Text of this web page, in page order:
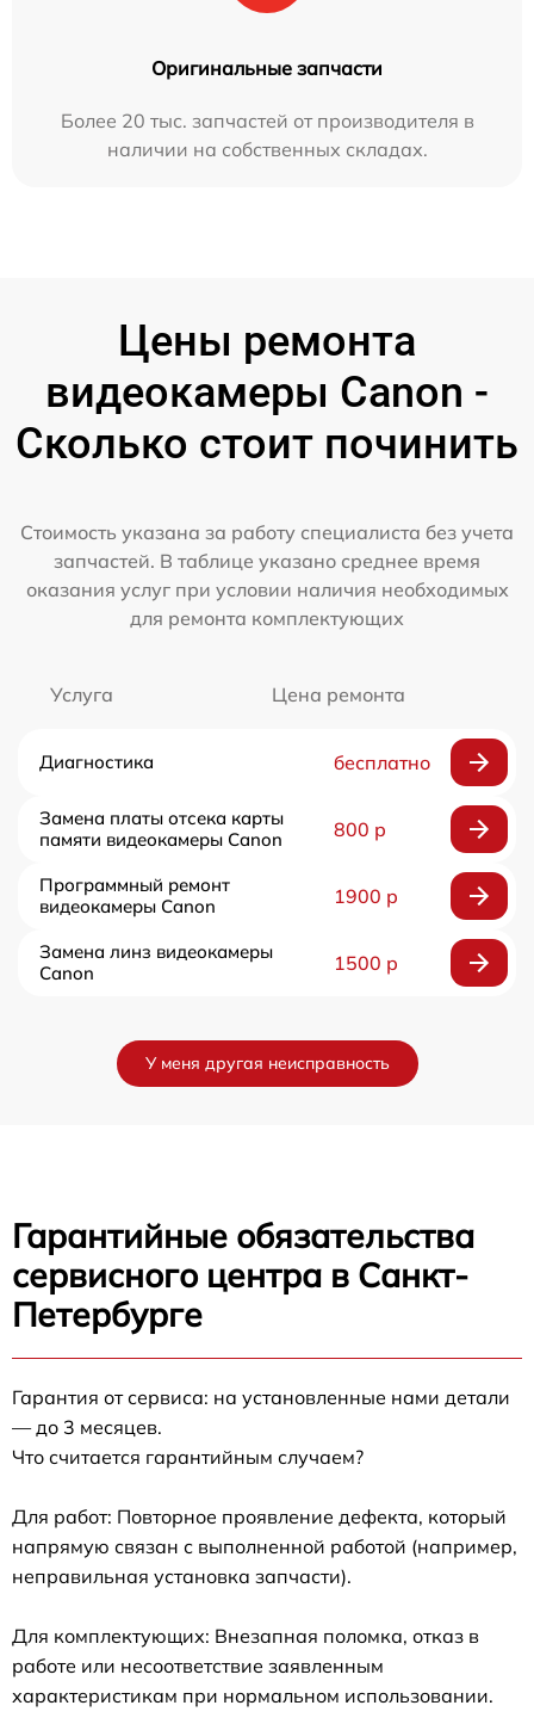
Оригинальные запчасти
Более 20 тыс. запчастей от производителя в
наличии на собственных складах.
Цены ремонта
видеокамеры Canon -
Сколько стоит починить
Стоимость указана за работу специалиста без учета
запчастей. В таблице указано среднее время
оказания услуг при условии наличия необходимых
для ремонта комплектующих
Услуга Цена ремонта
Диагностика бесплатно
Замена платы отсека карты
памяти видеокамеры Canon
800 р
Программный ремонт
видеокамеры Canon
1900 р
Замена линз видеокамеры
Canon
1500 р
У меня другая неисправность
Гарантийные обязательства
сервисного центра в Санкт-
Петербурге
Гарантия от сервиса: на установленные нами детали
— до 3 месяцев.
Что считается гарантийным случаем?
Для работ: Повторное проявление дефекта, который
напрямую связан с выполненной работой (например,
неправильная установка запчасти).
Для комплектующих: Внезапная поломка, отказ в
работе или несоответствие заявленным
характеристикам при нормальном использовании.